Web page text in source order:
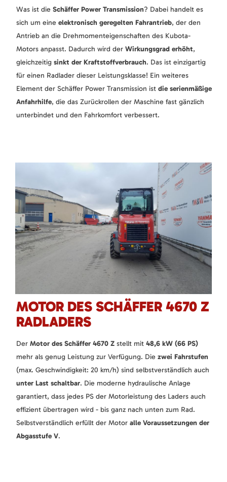
Was ist die Schäffer Power Transmission? Dabei handelt es
sich um eine elektronisch geregelten Fahrantrieb, der den
Antrieb an die Drehmomenteigenschaften des Kubota-
Motors anpasst. Dadurch wird der Wirkungsgrad erhöht,
gleichzeitig sinkt der Kraftstoffverbrauch. Das ist einzigartig
für einen Radlader dieser Leistungsklasse! Ein weiteres
Element der Schäffer Power Transmission ist die serienmäßige
Anfahrhilfe, die das Zurückrollen der Maschine fast gänzlich
unterbindet und den Fahrkomfort verbessert.
MOTOR DES SCHÄFFER 4670 Z
RADLADERS
Der Motor des Schäffer 4670 Z stellt mit 48,6 kW (66 PS)
mehr als genug Leistung zur Verfügung. Die zwei Fahrstufen
(max. Geschwindigkeit: 20 km/h) sind selbstverständlich auch
unter Last schaltbar. Die moderne hydraulische Anlage
garantiert, dass jedes PS der Motorleistung des Laders auch
effizient übertragen wird - bis ganz nach unten zum Rad.
Selbstverständlich erfüllt der Motor alle Voraussetzungen der
Abgasstufe V.